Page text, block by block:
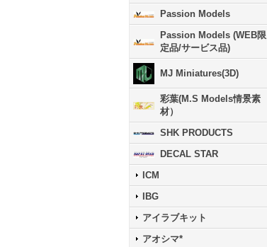
Passion Models
Passion Models (WEB限
定品/サービス品)
MJ Miniatures(3D)
彩葉(M.S Models情景素
材）
SHK PRODUCTS
DECAL STAR
ICM
IBG
アイラブキット
アオシマ*